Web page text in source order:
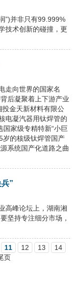
”)并非只有99.999%
技术创新的碰撞，更
走向世界的国家名
后凝聚着上下游产业
金天新材料有限公
电凝汽器用钛焊管的
家级专精特新“小巨
岁的核级钛焊管国产
系统国产化道路之曲
”
高峰论坛上，湖南湘
坚持专注细分市场，
11 12 13
14
页